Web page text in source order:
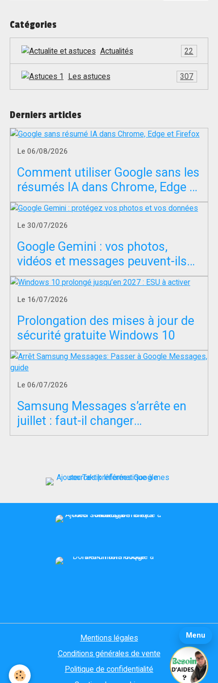
Menu
Catégories
Actualités 22
Les astuces 307
Derniers articles
Le 06/08/2026
Comment utiliser Google sans les
résumés IA dans Chrome, Edge et
Firefox ?
Le 30/07/2026
Google Gemini : vos photos,
vidéos et messages peuvent-ils
servir à entraîner l’IA ?
Le 16/07/2026
Prolongation des mises à jour de
sécurité gratuite Windows 10
Le 06/07/2026
Samsung Messages s’arrête en
juillet : faut-il changer
d’application SMS ?
Mentions légales
Conditions générales de vente
Politique de confidentialité